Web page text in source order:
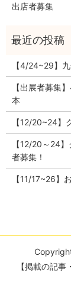
出店者募集
【4/24~29】
【出展者募集
本
【12/20~24】
【12/20～24
者募集！
【11/17~26】
【掲載の記